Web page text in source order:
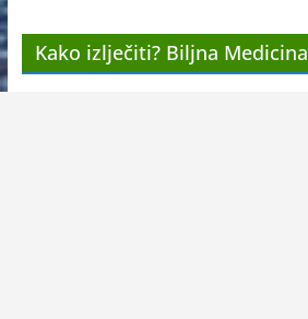
Kako izlječiti? Biljna Medicina